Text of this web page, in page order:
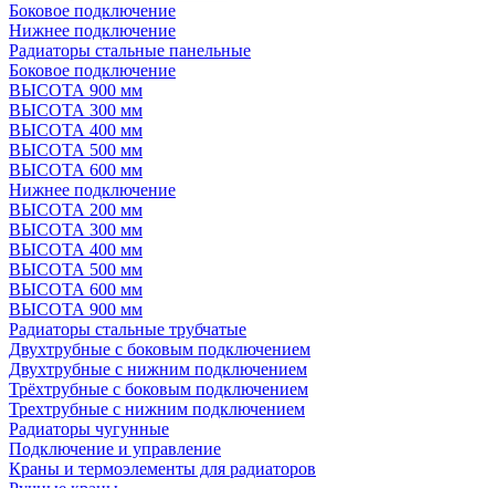
Боковое подключение
Нижнее подключение
Радиаторы стальные панельные
Боковое подключение
ВЫСОТА 900 мм
ВЫСОТА 300 мм
ВЫСОТА 400 мм
ВЫСОТА 500 мм
ВЫСОТА 600 мм
Нижнее подключение
ВЫСОТА 200 мм
ВЫСОТА 300 мм
ВЫСОТА 400 мм
ВЫСОТА 500 мм
ВЫСОТА 600 мм
ВЫСОТА 900 мм
Радиаторы стальные трубчатые
Двухтрубные с боковым подключением
Двухтрубные с нижним подключением
Трёхтрубные с боковым подключением
Трехтрубные с нижним подключением
Радиаторы чугунные
Подключение и управление
Краны и термоэлементы для радиаторов